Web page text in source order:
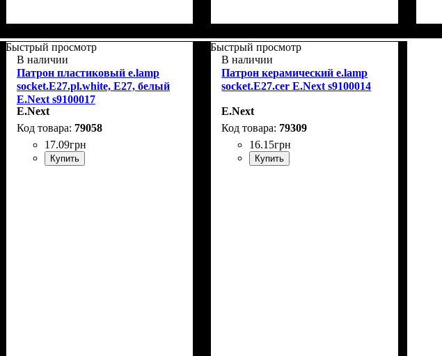
Быстрый просмотр
В наличии
Патрон пластиковый e.lamp
socket.E27.pl.white, Е27, белый
E.Next s9100017
E.Next
79058
17.09грн
Купить
Быстрый просмотр
В наличии
Патрон керамический e.lamp
socket.Е27.cer E.Next s9100014
E.Next
79309
16.15грн
Купить